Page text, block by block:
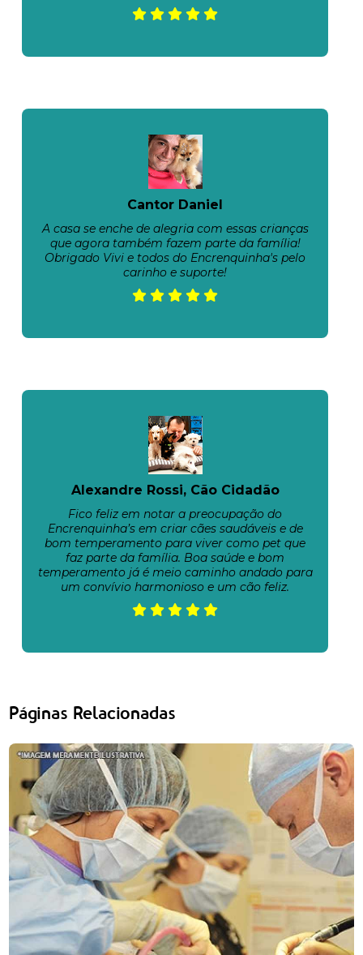
Cantor Daniel
A casa se enche de alegria com essas crianças
que agora também fazem parte da família!
Obrigado Vivi e todos do Encrenquinha's pelo
carinho e suporte!
Alexandre Rossi, Cão Cidadão
Fico feliz em notar a preocupação do
Encrenquinha’s em criar cães saudáveis e de
bom temperamento para viver como pet que
faz parte da família. Boa saúde e bom
temperamento já é meio caminho andado para
um convívio harmonioso e um cão feliz.
Páginas Relacionadas